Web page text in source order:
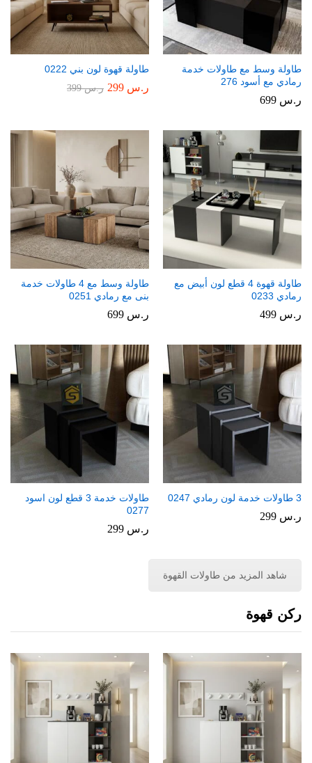
طاولة وسط مع طاولات خدمة
رمادي مع أسود 276
ر.س
طاولة قهوة لون بني 0222
ر.س ر.س399
طاولة قهوة 4 قطع لون أبيض مع
رمادي 0233
ر.س
طاولة وسط مع 4 طاولات خدمة
بنى مع رمادي 0251
ر.س
3 طاولات خدمة لون رمادي 0247
ر.س
طاولات خدمة 3 قطع لون اسود
0277
ر.س
شاهد المزيد من طاولات القهوة
ركن قهوة